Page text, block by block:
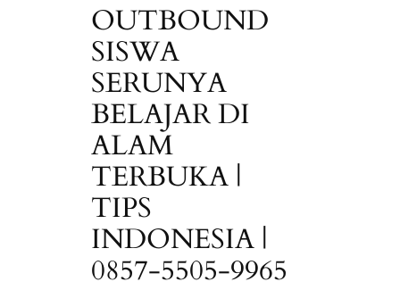
OUTBOUND
SISWA
SERUNYA
BELAJAR DI
ALAM
TERBUKA |
TIPS
INDONESIA |
0857-5505-9965